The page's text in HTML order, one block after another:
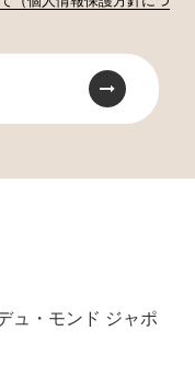
ュ・モンド ジャポ